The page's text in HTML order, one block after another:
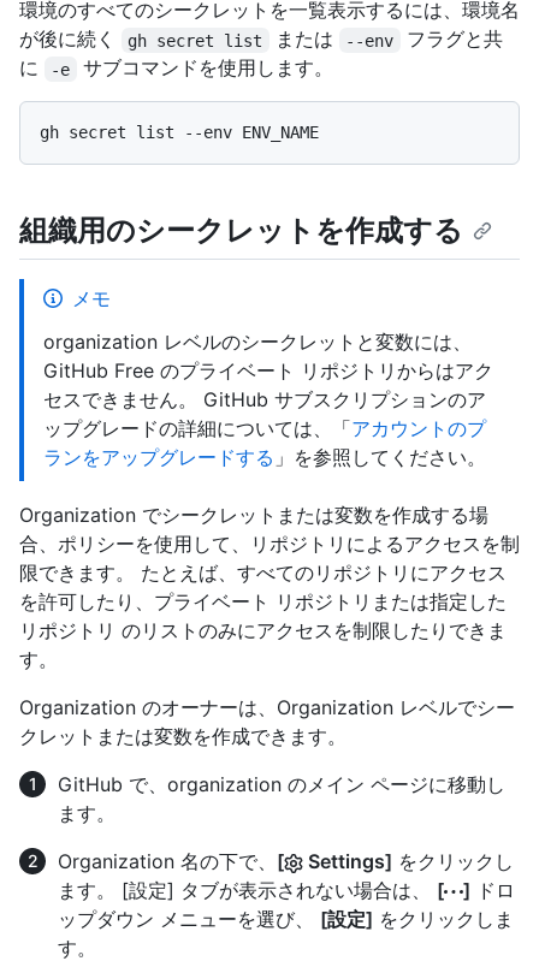
環境のすべてのシークレットを一覧表示するには、環境名
が後に続く
gh secret list または --env
フラグと共
に
-e サブコマンドを使用します。
組織用のシークレットを作成する
メモ
organization レベルのシークレットと変数には、
GitHub Free のプライベート リポジトリからはアク
セスできません。 GitHub サブスクリプションのア
ップグレードの詳細については、「アカウントのプ
ランをアップグレードする 」を参照してください。
Organization でシークレットまたは変数を作成する場
合、ポリシーを使用して、リポジトリによるアクセスを制
限できます。 たとえば、すべてのリポジトリにアクセス
を許可したり、プライベート リポジトリまたは指定した
リポジトリ のリストのみにアクセスを制限したりできま
す。
Organization のオーナーは、Organization レベルでシー
クレットまたは変数を作成できます。
GitHub で、organization のメイン ページに移動し
ます。
Organization 名の下で、 [ Settings] をクリックし
ます。 [設定] タブが表示されない場合は、 [ ] ドロ
ップダウン メニューを選び、 [設定] をクリックしま
す。